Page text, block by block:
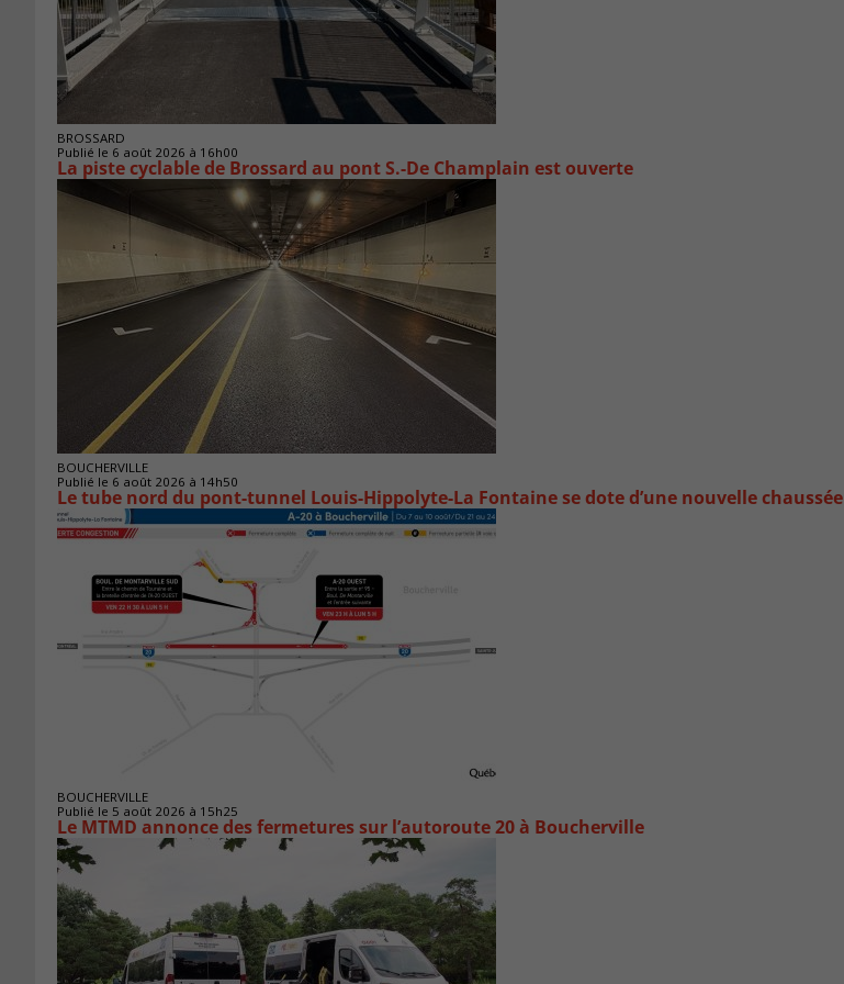
BROSSARD
Publié le 6 août 2026 à 16h00
La piste cyclable de Brossard au pont S.-De Champlain est ouverte
BOUCHERVILLE
Publié le 6 août 2026 à 14h50
Le tube nord du pont-tunnel Louis-Hippolyte-La Fontaine se dote d’une nouvelle chaussée
BOUCHERVILLE
Publié le 5 août 2026 à 15h25
Le MTMD annonce des fermetures sur l’autoroute 20 à Boucherville